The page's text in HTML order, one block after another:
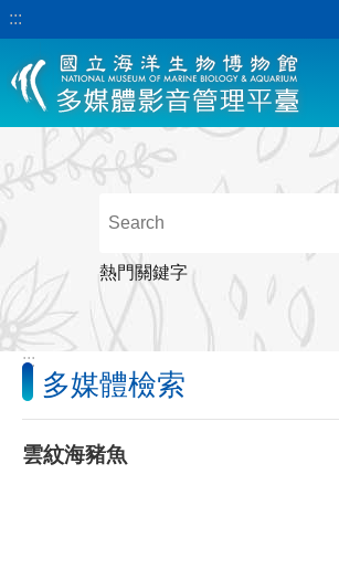
跳到主要內容區塊
:::
熱門關鍵字
:::
多媒體檢索
雲紋海豬魚